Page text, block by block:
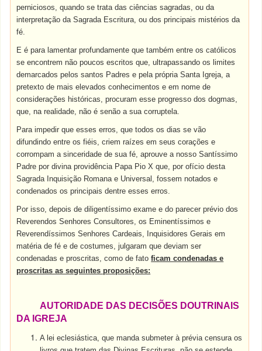
perniciosos, quando se trata das ciências sagradas, ou da
interpretação da Sagrada Escritura, ou dos principais mistérios da
fé.
E é para lamentar profundamente que também entre os católicos
se encontrem não poucos escritos que, ultrapassando os limites
demarcados pelos santos Padres e pela própria Santa Igreja, a
pretexto de mais elevados conhecimentos e em nome de
considerações históricas, procuram esse progresso dos dogmas,
que, na realidade, não é senão a sua corruptela.
Para impedir que esses erros, que todos os dias se vão
difundindo entre os fiéis, criem raízes em seus corações e
corrompam a sinceridade de sua fé, aprouve a nosso Santíssimo
Padre por divina providência Papa Pio X que, por ofício desta
Sagrada Inquisição Romana e Universal, fossem notados e
condenados os principais dentre esses erros.
Por isso, depois de diligentíssimo exame e do parecer prévio dos
Reverendos Senhores Consultores, os Eminentíssimos e
Reverendíssimos Senhores Cardeais, Inquisidores Gerais em
matéria de fé e de costumes, julgaram que deviam ser
condenadas e proscritas, como de fatoficam condenadas e
proscritas as seguintes proposições:
AUTORIDADE DAS DECISÕES DOUTRINAIS
DA IGREJA
A lei eclesiástica, que manda submeter à prévia censura os